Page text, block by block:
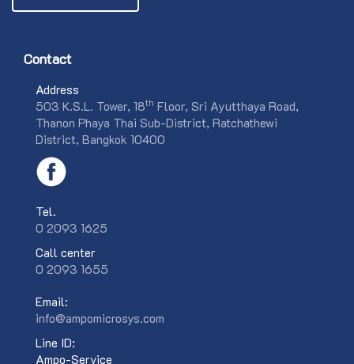
Contact
Address
503 K.S.L. Tower, 18th Floor, Sri Ayutthaya Road,
Thanon Phaya Thai Sub-District, Ratchathewi
District, Bangkok 10400
Tel.
0 2093 1625
Call center
0 2093 1655
Email:
info@ampomicrosys.com
Line ID:
Ampo-Service